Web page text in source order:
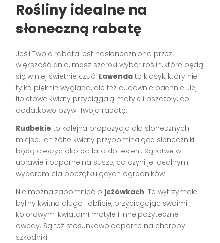
Rośliny idealne na
słoneczną rabatę
Jeśli Twoja rabata jest nasłoneczniona przez
większość dnia, masz szeroki wybór roślin, które będą
się w niej świetnie czuć. Lawenda to klasyk, który nie
tylko pięknie wygląda, ale też cudownie pachnie. Jej
fioletowe kwiaty przyciągają motyle i pszczoły, co
dodatkowo ożywi Twoją rabatę.
Rudbekie to kolejna propozycja dla słonecznych
miejsc. Ich żółte kwiaty przypominające słoneczniki
będą cieszyć oko od lata do jesieni. Są łatwe w
uprawie i odporne na suszę, co czyni je idealnym
wyborem dla początkujących ogrodników.
Nie można zapomnieć o jeżówkach. Te wytrzymałe
byliny kwitną długo i obficie, przyciągając swoimi
kolorowymi kwiatami motyle i inne pożyteczne
owady. Są też stosunkowo odporne na choroby i
szkodniki.